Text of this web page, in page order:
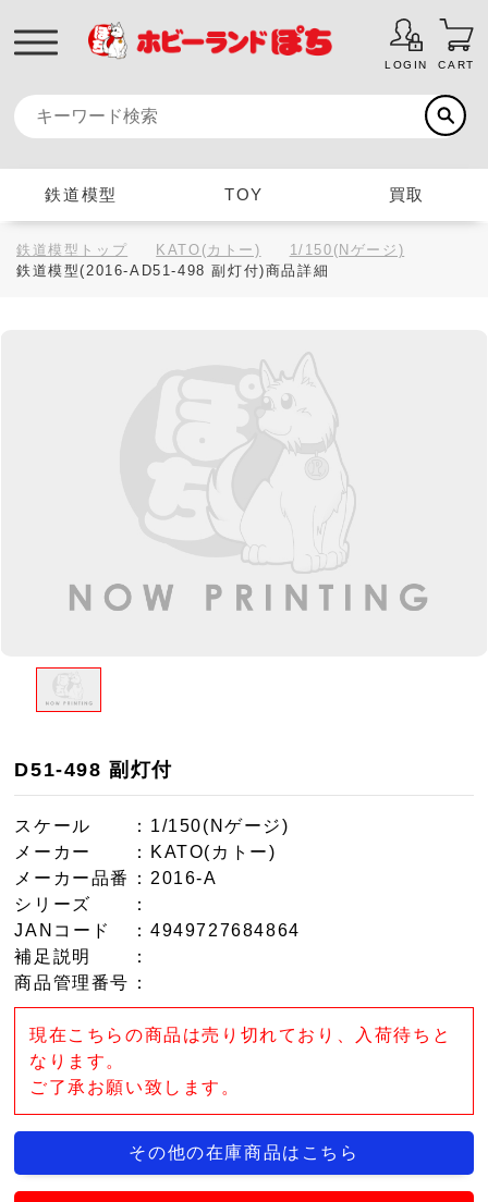
LOGIN CART
鉄道模型 TOY 買取
鉄道模型トップ KATO(カトー)
1/150(Nゲージ)
鉄道模型(2016-AD51-498 副灯付)商品詳細
D51-498 副灯付
スケール
：1/150(Nゲージ)
メーカー
：KATO(カトー)
メーカー品番
：2016-A
シリーズ
：
JANコード
：4949727684864
補足説明
：
商品管理番号 ：
現在こちらの商品は売り切れており、入荷待ちと
なります。
ご了承お願い致します。
その他の在庫商品はこちら